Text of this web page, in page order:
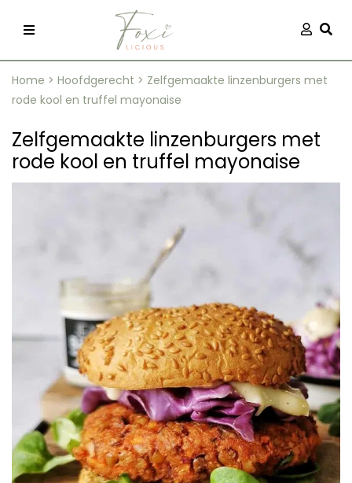
Home > Hoofdgerecht > Zelfgemaakte linzenburgers met
rode kool en truffel mayonaise
Zelfgemaakte linzenburgers met
rode kool en truffel mayonaise